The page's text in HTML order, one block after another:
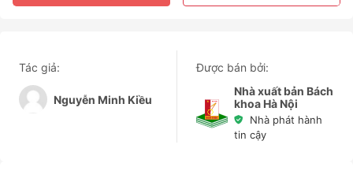
Tác giả:
Nguyễn Minh Kiều
Được bán bởi:
Nhà xuất bản Bách
khoa Hà Nội
Nhà phát hành
tin cậy